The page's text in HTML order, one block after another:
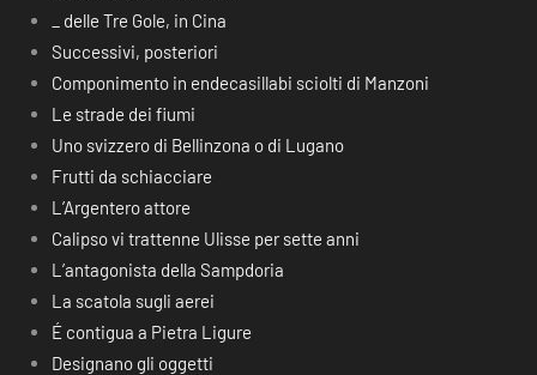
_ delle Tre Gole, in Cina
Successivi, posteriori
Componimento in endecasillabi sciolti di Manzoni
Le strade dei fiumi
Uno svizzero di Bellinzona o di Lugano
Frutti da schiacciare
L’Argentero attore
Calipso vi trattenne Ulisse per sette anni
L’antagonista della Sampdoria
La scatola sugli aerei
É contigua a Pietra Ligure
Designano gli oggetti